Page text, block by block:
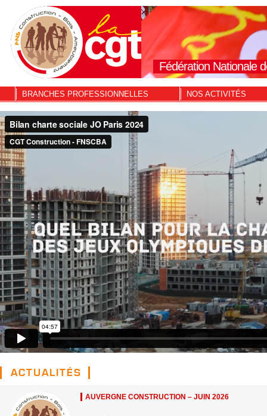
Fédération Nationale
BRANCHES PROFESSIONNELLES NOS ACTIVITÉS
ACTUALITÉS
AUVERGNE CONSTRUCTION – JUIN 2026